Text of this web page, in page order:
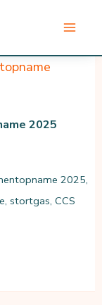
2025
2025,
stortgas, CCS